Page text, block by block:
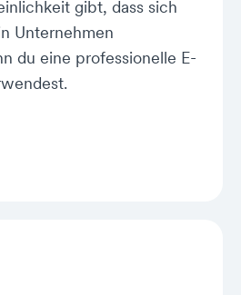
gibt, dass sich
Unternehmen
du eine professionelle E-